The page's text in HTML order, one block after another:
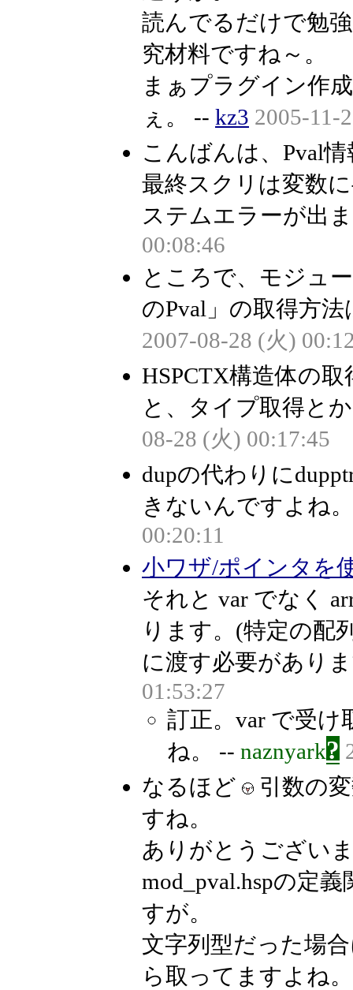
読んでるだけで勉
究材料ですね～。
まぁプラグイン作
ぇ。 -- kz3 2005-11-
こんばんは、Pval
最終スクリは変数
ステムエラーが出
00:08:46
ところで、モジュ
のPval」の取得方
2007-08-28 (火)
HSPCTX構造体の
と、タイプ取得と
08-28 (火) 00:17:45
dupの代わりに
きないんですよね
00:20:11
小ワザ/ポインタを
それと var でなく
ります。(特定の配
に渡す必要があり
01:53:27
訂正。var で受け
ね。 -- naznyark?
なるほど
引数の
すね。
ありがとうござい
mod_pval.hspの定
すが。
文字列型だった場
ら取ってますよね。